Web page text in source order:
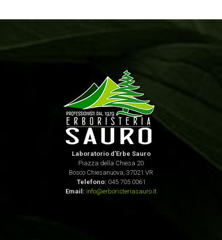
Laboratorio d'Erbe Sauro
Piazza della Chiesa 20
Bosco Chiesanuova, 37021 VR
Telefono: 045 705 0061
Email: info@erboristeriasauro.it